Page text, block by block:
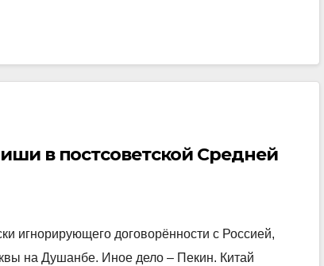
в постсоветской Средней
игнорирующего договорённости с Россией,
на Душанбе. Иное дело – Пекин. Китай